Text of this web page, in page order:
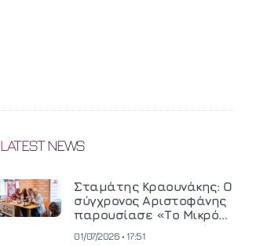
LATEST NEWS
Σταμάτης Κραουνάκης: Ο
σύγχρονος Αριστοφάνης
παρουσίασε «Το Μικρό
01/07/2026 • 17:51